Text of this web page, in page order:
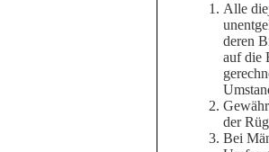
Alle
deren
auf die
der
Bei